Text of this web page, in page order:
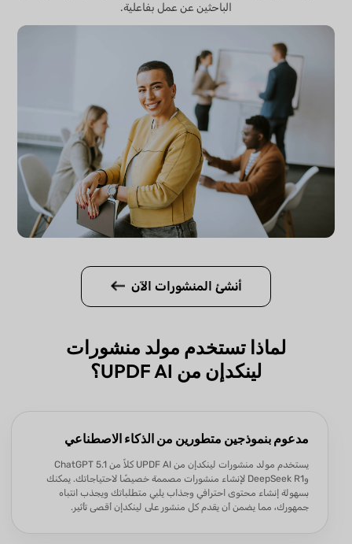
الباحثين عن عمل بفاعلية.
أنشئ المنشورات الآن
لماذا تستخدم مولد منشورات
لينكدإن من UPDF AI؟
مدعوم بنموذجين متطورين من الذكاء الاصطناعي
يستخدم مولد منشورات لينكدإن من UPDF AI كلاً من ChatGPT 5.1
وDeepSeek R1 لإنشاء منشورات مصممة خصيصًا لاحتياجاتك. يمكنك
بسهولة إنشاء محتوى احترافي وجذاب يلبي متطلباتك ويجذب انتباه
جمهورك، مما يضمن أن يقدم كل منشور على لينكدإن أقصى تأثير.